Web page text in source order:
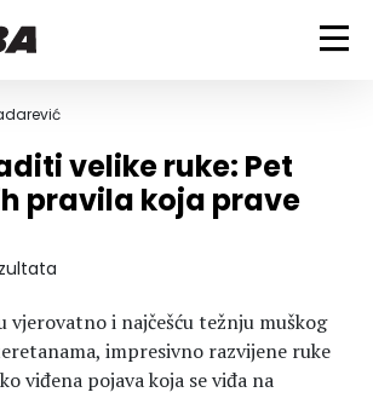
bodybuilding
velike ruke: Pet
pravila koja prave
vjerovatno i najčešću težnju muškog
impresivno razvijene ruke
viđena pojava koja se viđa na